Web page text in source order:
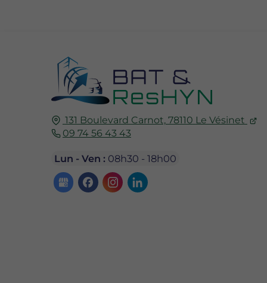
131 Boulevard Carnot, 78110 Le Vésinet
09 74 56 43 43
Lun - Ven : 08h30 - 18h00